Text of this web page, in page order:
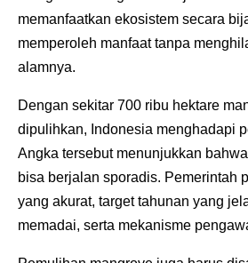
memanfaatkan ekosistem secara
memperoleh manfaat tanpa
alamnya.
Dengan sekitar 700 ribu hektare
dipulihkan, Indonesia menghadapi
Angka tersebut menunjukkan
bisa berjalan sporadis. Pemerintah
yang akurat, target tahunan yang
memadai, serta mekanisme